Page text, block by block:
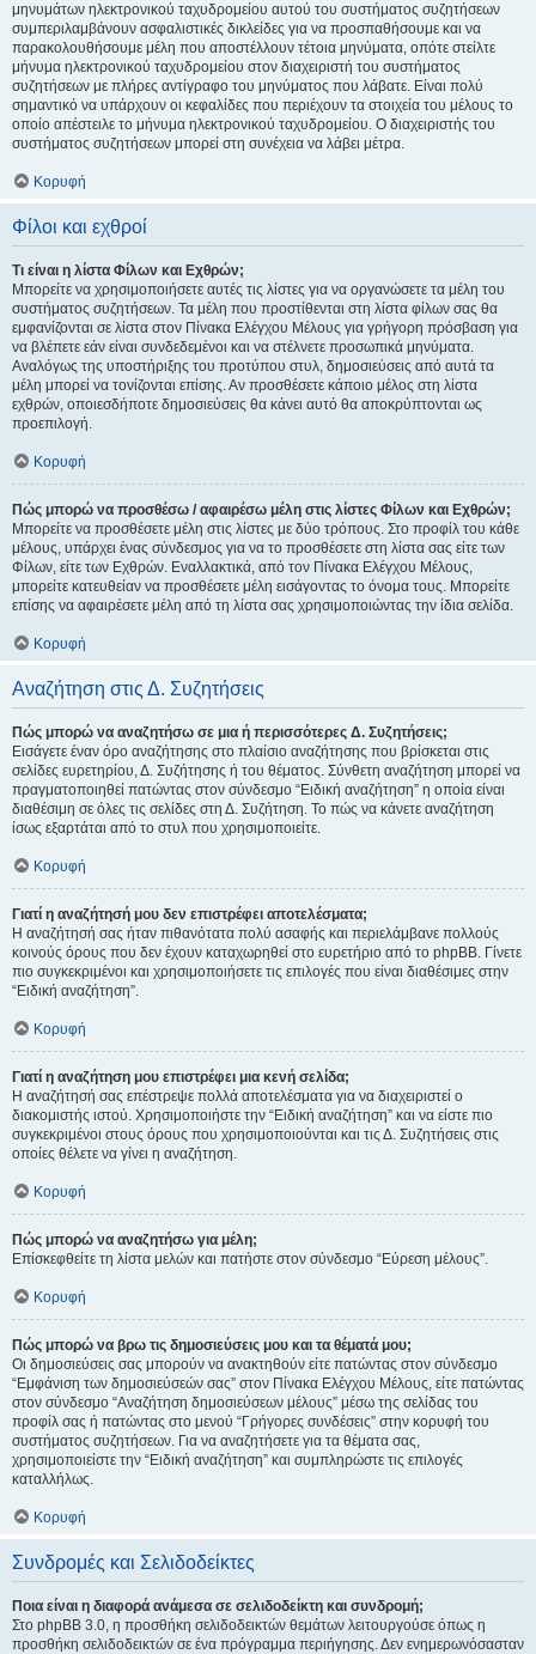
μηνυμάτων ηλεκτρονικού ταχυδρομείου αυτού του συστήματος συζητήσεων
συμπεριλαμβάνουν ασφαλιστικές δικλείδες για να προσπαθήσουμε και να
παρακολουθήσουμε μέλη που αποστέλλουν τέτοια μηνύματα, οπότε στείλτε
μήνυμα ηλεκτρονικού ταχυδρομείου στον διαχειριστή του συστήματος
συζητήσεων με πλήρες αντίγραφο του μηνύματος που λάβατε. Είναι πολύ
σημαντικό να υπάρχουν οι κεφαλίδες που περιέχουν τα στοιχεία του μέλους το
οποίο απέστειλε το μήνυμα ηλεκτρονικού ταχυδρομείου. Ο διαχειριστής του
συστήματος συζητήσεων μπορεί στη συνέχεια να λάβει μέτρα.
Κορυφή
Φίλοι και εχθροί
Τι είναι η λίστα Φίλων και Εχθρών;
Μπορείτε να χρησιμοποιήσετε αυτές τις λίστες για να οργανώσετε τα μέλη του
συστήματος συζητήσεων. Τα μέλη που προστίθενται στη λίστα φίλων σας θα
εμφανίζονται σε λίστα στον Πίνακα Ελέγχου Μέλους για γρήγορη πρόσβαση για
να βλέπετε εάν είναι συνδεδεμένοι και να στέλνετε προσωπικά μηνύματα.
Αναλόγως της υποστήριξης του προτύπου στυλ, δημοσιεύσεις από αυτά τα
μέλη μπορεί να τονίζονται επίσης. Αν προσθέσετε κάποιο μέλος στη λίστα
εχθρών, οποιεσδήποτε δημοσιεύσεις θα κάνει αυτό θα αποκρύπτονται ως
προεπιλογή.
Κορυφή
Πώς μπορώ να προσθέσω / αφαιρέσω μέλη στις λίστες Φίλων και Εχθρών;
Μπορείτε να προσθέσετε μέλη στις λίστες με δύο τρόπους. Στο προφίλ του κάθε
μέλους, υπάρχει ένας σύνδεσμος για να το προσθέσετε στη λίστα σας είτε των
Φίλων, είτε των Εχθρών. Εναλλακτικά, από τον Πίνακα Ελέγχου Μέλους,
μπορείτε κατευθείαν να προσθέσετε μέλη εισάγοντας το όνομα τους. Μπορείτε
επίσης να αφαιρέσετε μέλη από τη λίστα σας χρησιμοποιώντας την ίδια σελίδα.
Κορυφή
Αναζήτηση στις Δ. Συζητήσεις
Πώς μπορώ να αναζητήσω σε μια ή περισσότερες Δ. Συζητήσεις;
Εισάγετε έναν όρο αναζήτησης στο πλαίσιο αναζήτησης που βρίσκεται στις
σελίδες ευρετηρίου, Δ. Συζήτησης ή του θέματος. Σύνθετη αναζήτηση μπορεί να
πραγματοποιηθεί πατώντας στον σύνδεσμο “Ειδική αναζήτηση” η οποία είναι
διαθέσιμη σε όλες τις σελίδες στη Δ. Συζήτηση. Το πώς να κάνετε αναζήτηση
ίσως εξαρτάται από το στυλ που χρησιμοποιείτε.
Κορυφή
Γιατί η αναζήτησή μου δεν επιστρέφει αποτελέσματα;
Η αναζήτησή σας ήταν πιθανότατα πολύ ασαφής και περιελάμβανε πολλούς
κοινούς όρους που δεν έχουν καταχωρηθεί στο ευρετήριο από το phpBB. Γίνετε
πιο συγκεκριμένοι και χρησιμοποιήσετε τις επιλογές που είναι διαθέσιμες στην
“Ειδική αναζήτηση”.
Κορυφή
Γιατί η αναζήτηση μου επιστρέφει μια κενή σελίδα;
Η αναζήτησή σας επέστρεψε πολλά αποτελέσματα για να διαχειριστεί ο
διακομιστής ιστού. Χρησιμοποιήστε την “Ειδική αναζήτηση” και να είστε πιο
συγκεκριμένοι στους όρους που χρησιμοποιούνται και τις Δ. Συζητήσεις στις
οποίες θέλετε να γίνει η αναζήτηση.
Κορυφή
Πώς μπορώ να αναζητήσω για μέλη;
Επίσκεφθείτε τη λίστα μελών και πατήστε στον σύνδεσμο “Εύρεση μέλους”.
Κορυφή
Πώς μπορώ να βρω τις δημοσιεύσεις μου και τα θέματά μου;
Οι δημοσιεύσεις σας μπορούν να ανακτηθούν είτε πατώντας στον σύνδεσμο
“Εμφάνιση των δημοσιεύσεών σας” στον Πίνακα Ελέγχου Μέλους, είτε πατώντας
στον σύνδεσμο “Αναζήτηση δημοσιεύσεων μέλους” μέσω της σελίδας του
προφίλ σας ή πατώντας στο μενού “Γρήγορες συνδέσεις” στην κορυφή του
συστήματος συζητήσεων. Για να αναζητήσετε για τα θέματα σας,
χρησιμοποιείστε την “Ειδική αναζήτηση” και συμπληρώστε τις επιλογές
καταλλήλως.
Κορυφή
Συνδρομές και Σελιδοδείκτες
Ποια είναι η διαφορά ανάμεσα σε σελιδοδείκτη και συνδρομή;
Στο phpBB 3.0, η προσθήκη σελιδοδεικτών θεμάτων λειτουργούσε όπως η
προσθήκη σελιδοδεικτών σε ένα πρόγραμμα περιήγησης. Δεν ενημερωνόσασταν